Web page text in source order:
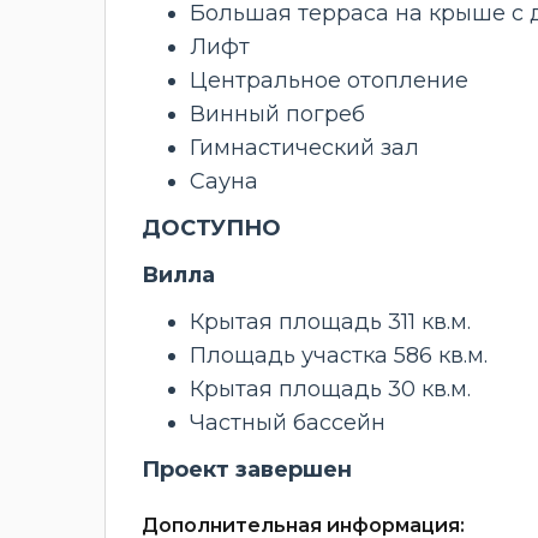
Большая терраса на крыше с
Лифт
Центральное отопление
Винный погреб
Гимнастический зал
Сауна
ДОСТУПНО
Вилла
Крытая площадь 311 кв.м.
Площадь участка 586 кв.м.
Крытая площадь 30 кв.м.
Частный бассейн
Проект завершен
Дополнительная информация: